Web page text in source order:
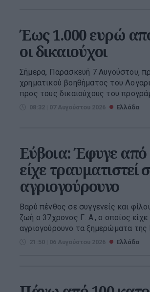
Έως 1.000 ευρώ
οι δικαιούχοι
Σήμερα, Παρασκευή 7 Αυγούστου,
χρηματικού βοηθήματος του
προς τους δικαιούχους του
08:32 | 07 Αυγούστου 2026 Ελλάδα
Εύβοια: Έφυγε από
είχε τραυματιστεί
αγριογούρουνο
Βαρύ πένθος σε συγγενείς και
ζωή ο 37χρονος Γ. Α., ο οποίος
αγριογούρουνο τα ξημερώματα της
21:50 | 06 Αυγούστου 2026 Ελλάδα